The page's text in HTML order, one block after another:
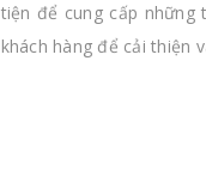
tiện để cung cấp những
khách hàng để cải thiện